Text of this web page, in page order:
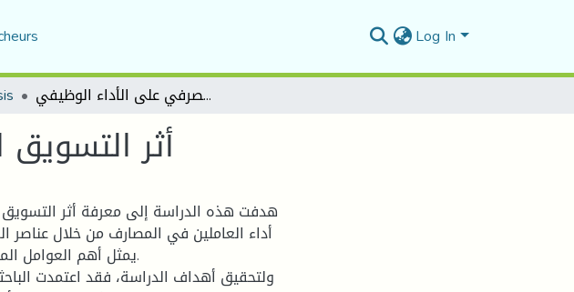
Log In
أثر التسويق الالكتروني المصرفي على الأداء الوظيفي
أثر
هدفت هذه الدراسة إلى معرفة أثر
أداء العاملين في المصارف من خلال عناصر
يمثل أهم العوامل
ولتحقيق أهداف الدراسة، فقد اعتمدت